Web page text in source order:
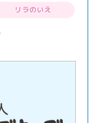
リラのいえ